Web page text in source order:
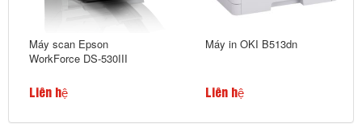
Máy scan Epson
WorkForce DS-530III
Liên hệ
Máy in OKI B513dn
Liên hệ